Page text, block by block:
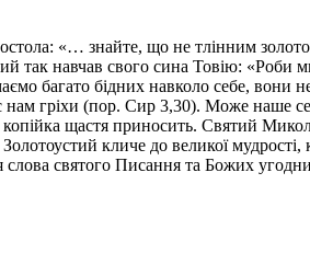
«… знайте, що не тлінним
так навчав свого сина Товію:
багато бідних навколо себе,
нам гріхи (пор. Сир 3,30). Може наше
щастя приносить. Святий
кличе до великої
слова святого Писання та Божих